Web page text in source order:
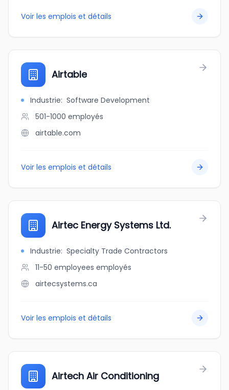
Voir les emplois et détails
Airtable
Industrie: Software Development
501-1000 employés
airtable.com
Voir les emplois et détails
Airtec Energy Systems Ltd.
Industrie: Specialty Trade Contractors
11-50 employees employés
airtecsystems.ca
Voir les emplois et détails
Airtech Air Conditioning